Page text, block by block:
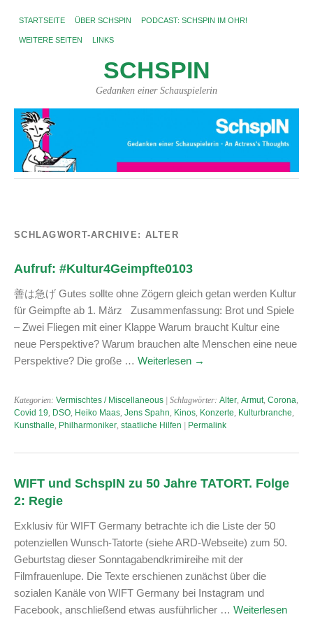
STARTSEITE ÜBER SCHSPIN PODCAST: SCHSPIN IM OHR!
WEITERE SEITEN LINKS
SCHSPIN
Gedanken einer Schauspielerin
SCHLAGWORT-ARCHIVE: ALTER
Aufruf: #Kultur4Geimpfte0103
善は急げ Gutes sollte ohne Zögern gleich getan werden Kultur
für Geimpfte ab 1. März Zusammenfassung: Brot und Spiele
– Zwei Fliegen mit einer Klappe Warum braucht Kultur eine
neue Perspektive? Warum brauchen alte Menschen eine neue
Perspektive? Die große … Weiterlesen →
Kategorien: Vermischtes / Miscellaneous | Schlagwörter: Alter, Armut, Corona,
Covid 19, DSO, Heiko Maas, Jens Spahn, Kinos, Konzerte, Kulturbranche,
Kunsthalle, Philharmoniker, staatliche Hilfen Permalink
WIFT und SchspIN zu 50 Jahre TATORT. Folge
2: Regie
Exklusiv für WIFT Germany betrachte ich die Liste der 50
potenziellen Wunsch-Tatorte (siehe ARD-Webseite) zum 50.
Geburtstag dieser Sonntagabendkrimireihe mit der
Filmfrauenlupe. Die Texte erschienen zunächst über die
sozialen Kanäle von WIFT Germany bei Instagram und
Facebook, anschließend etwas ausführlicher … Weiterlesen